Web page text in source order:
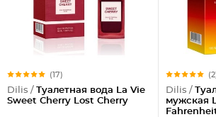
(17)
Dilis / Туалетная вода La Vie
Sweet Cherry Lost Cherry
Dilis /
мужская